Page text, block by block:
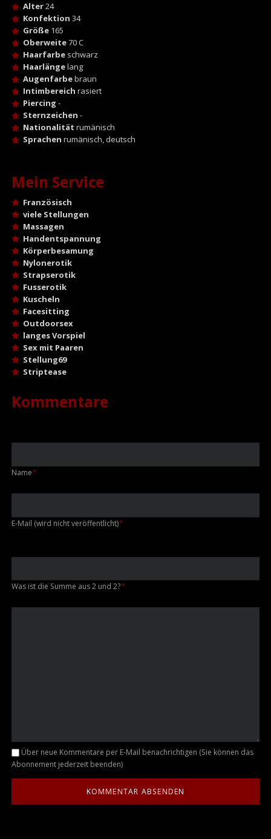
Alter24
Konfektion 34
Größe165
Oberweite70 C
Haarfarbeschwarz
Haarlängelang
Augenfarbebraun
Intimbereich rasiert
Piercing -
Sternzeichen -
Nationalität rumänisch
Sprachen rumänisch, deutsch
Mein Service
Französisch
viele Stellungen
Massagen
Handentspannung
Körperbesamung
Nylonerotik
Strapserotik
Fusserotik
Kuscheln
Facesitting
Outdoorsex
langes Vorspiel
Sex mit Paaren
Stellung69
Striptease
Kommentare
Pflichtfeld
Name*
Pflichtfeld
E-Mail (wird nicht veröffentlicht)*
Was ist die Summe aus 2 und 2?*
Kommentar
Über neue Kommentare per E-Mail benachrichtigen (Sie können das
Abonnement jederzeit beenden)